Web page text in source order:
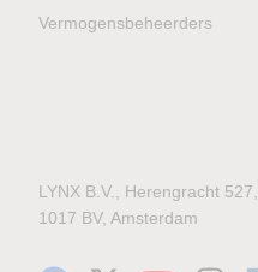
Vermogensbeheerders
LYNX B.V., Herengracht 527,
1017 BV, Amsterdam